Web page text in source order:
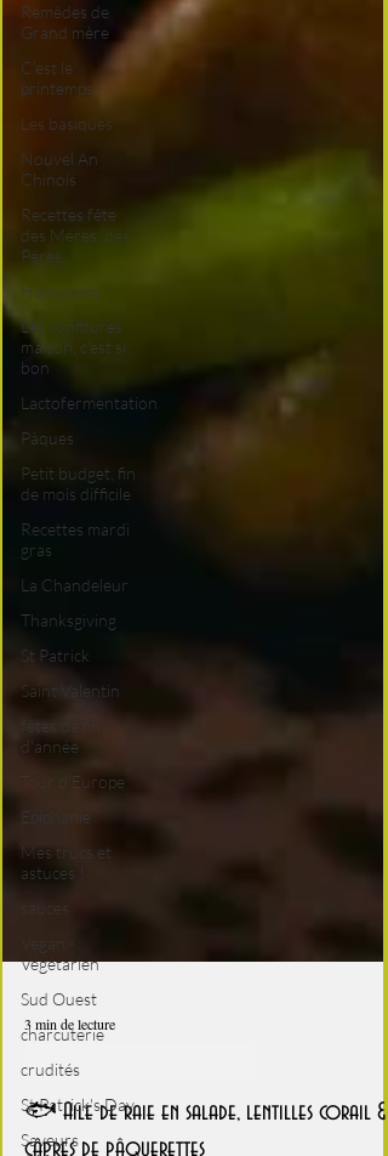
Remèdes de
Grand mère
C'est le
printemps
Les basiques
Nouvel An
Chinois
Recettes fête
des Mères, des
Pères
Halloween
Les confitures
maison, c'est si
bon
Lactofermentation
Pâques
Petit budget, fin
de mois difficile
Recettes mardi
gras
La Chandeleur
Thanksgiving
St Patrick
Saint Valentin
fêtes de fin
d'année
Tour d'Europe
Epiphanie
Mes trucs et
astuces !
sauces
Vegan -
Végétarien
Sud Ouest
charcuterie
crudités
St Patrick's Day
Saveurs
3 min de lecture
Healthy, léger, ou végétarien